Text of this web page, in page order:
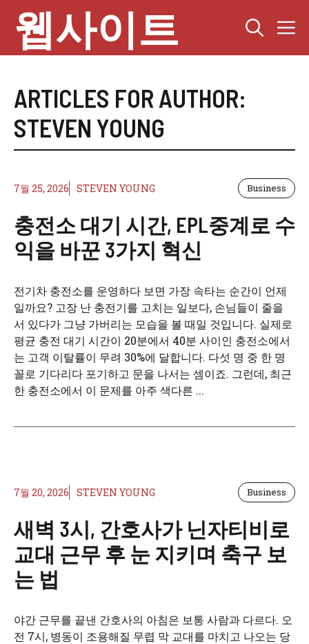
content
웹사이트
ARTICLES FOR AUTHOR:
STEVEN YOUNG
7월 25, 2026 STEVEN YOUNG Business
충전소 대기 시간, EPL중계로 수
익을 바꾼 3가지 혁신
전기차 충전소를 운영하다 보면 가장 속타는 순간이 언제
일까요? 고장 난 충전기를 고치는 일보다, 손님들이 줄을
서 있다가 그냥 가버리는 모습을 볼 때일 것입니다. 실제로
평균 충전 대기 시간이 20분에서 40분 사이인 충전소에서
는 고객 이탈률이 무려 30%에 달합니다. 다섯 명 중 한 명
꼴로 기다리다 포기하고 문을 나서는 셈이죠. 그런데, 최근
한 충전소에서 이 문제를 아주 색다른 ...
7월 20, 2026 STEVEN YOUNG Business
새벽 3시, 간호사가 닌자티비로
교대 근무 후 눈 지키며 축구 보
는 법
야간 근무를 끝낸 간호사의 아침은 보통 사람과 다르다. 오
전 7시, 병동이 조용해질 무렵 막 교대를 마치고 나오는 당